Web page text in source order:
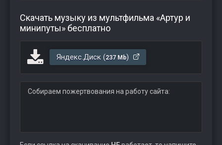
Скачать музыку из мультфильма «Артур и
минипуты» бесплатно
Яндекс.Диск (237 Mb)
Собираем пожертвования на работу сайта: